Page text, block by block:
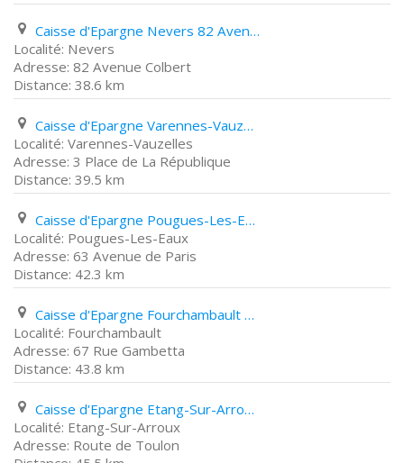
Caisse d'Epargne Nevers 82 Avenue Colbert
Nevers
82 Avenue Colbert
38.6 km
Caisse d'Epargne Varennes-Vauzelles 3 Place de La République
Varennes-Vauzelles
3 Place de La République
39.5 km
Caisse d'Epargne Pougues-Les-Eaux 63 Avenue de Paris
Pougues-Les-Eaux
63 Avenue de Paris
42.3 km
Caisse d'Epargne Fourchambault 67 Rue Gambetta
Fourchambault
67 Rue Gambetta
43.8 km
Caisse d'Epargne Etang-Sur-Arroux Route de Toulon
Etang-Sur-Arroux
Route de Toulon